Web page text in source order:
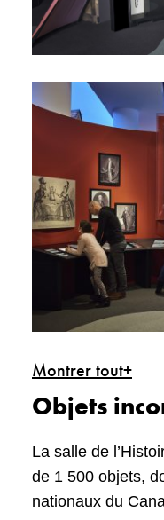
Montrer tout+
Objets
La salle de
de 1 500 objets,
nationaux du